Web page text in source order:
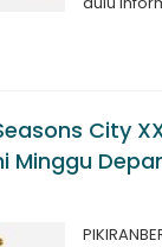
City
Minggu